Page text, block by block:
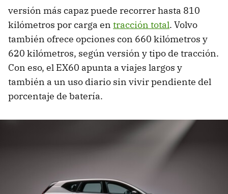
versión más capaz puede recorrer hasta 810
kilómetros por carga en tracción total. Volvo
también ofrece opciones con 660 kilómetros y
620 kilómetros, según versión y tipo de tracción.
Con eso, el EX60 apunta a viajes largos y
también a un uso diario sin vivir pendiente del
porcentaje de batería.